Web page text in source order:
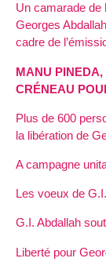
Un camarade de
Georges
cadre de
MANU
CRÉNEAU
Plus de 600
la libération de
A campagne
Les voeux de
G.I. Abdallah
Liberté pour